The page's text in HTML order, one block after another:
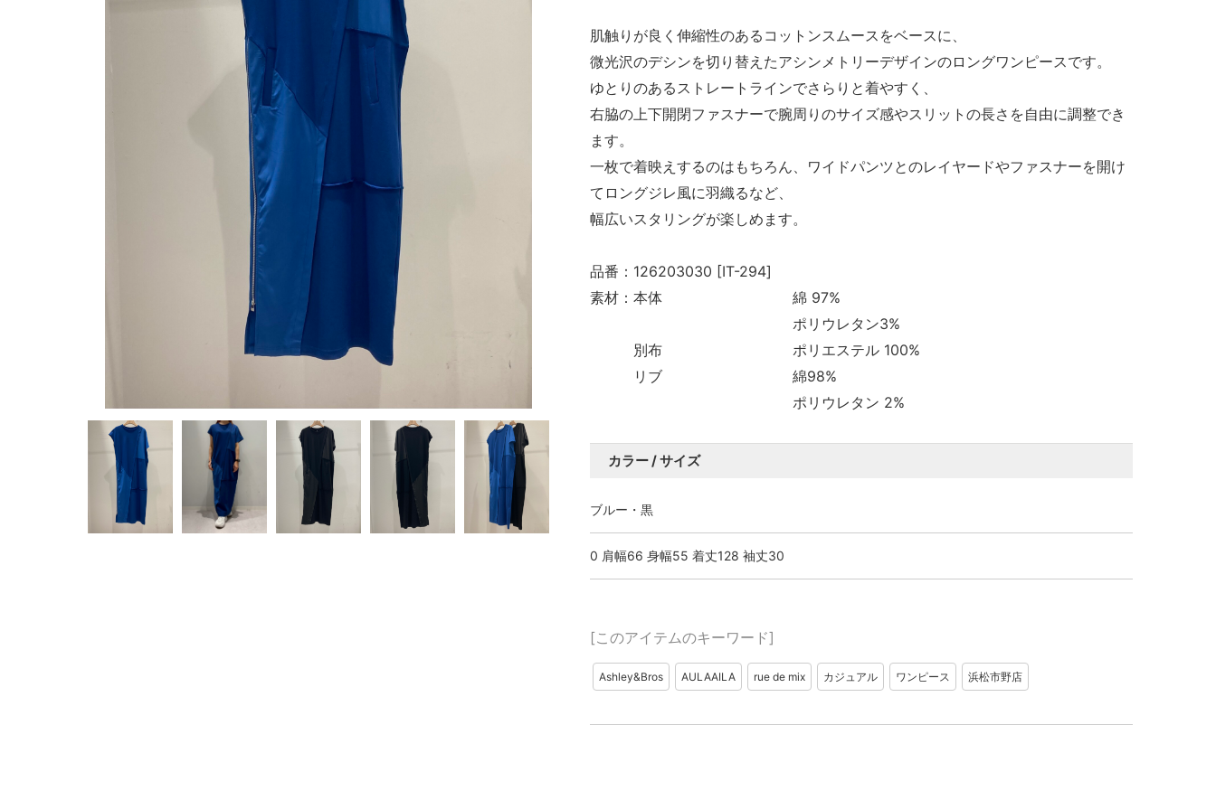
肌触りが良く伸縮性のあるコットンスムースをベースに、
微光沢のデシンを切り替えたアシンメトリーデザインのロングワンピースです。
ゆとりのあるストレートラインでさらりと着やすく、
右脇の上下開閉ファスナーで腕周りのサイズ感やスリットの長さを自由に調整でき
ます。
一枚で着映えするのはもちろん、ワイドパンツとのレイヤードやファスナーを開け
てロングジレ風に羽織るなど、
幅広いスタリングが楽しめます。
品番：126203030 [IT-294]
素材：本体 綿 97%
ポリウレタン3%
別布 ポリエステル 100%
リブ 綿98%
ポリウレタン 2%
カラー / サイズ
ブルー・黒
0 肩幅66 身幅55 着丈128 袖丈30
[このアイテムのキーワード]
Ashley&Bros AULAAILA rue de mix カジュアル ワンピース 浜松市野店